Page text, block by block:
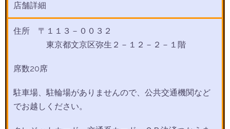
店舗詳細
住所 〒１１３－００３２
東京都文京区弥生２－１２－２－１階
席数20席
駐車場、駐輪場がありませんので、公共交通機関など
でお越しください。